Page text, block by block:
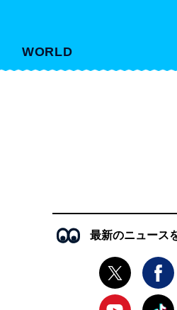
WORLD
最新のニュース